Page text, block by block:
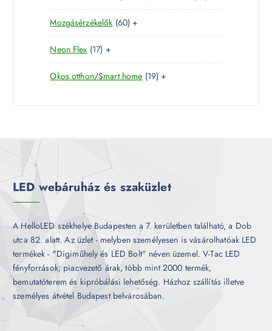
é
m
é
k
e
r
m
k
0
e
m
Mozgásérzékelők 606
0
e
r
é
+
Neon Flex 171
7
t
r
+
Okos otthon/Smart home 191
t
+
LED webáruház és szaküzlet
A HelloLED székhelye Budapesten a 7. kerületben található, a Dob
utca 82. alatt. Az üzlet - melyben személyesen is vásárolhatóak LED
termékek - "Digiműhely és LED Bolt" néven üzemel. V-Tac LED
fényforrások, piacvezető árak, több mint 2000 termék,
bemutatóterem és kipróbálási lehetőség. Házhoz szállítás illetve
személyes átvétel Budapest belvárosában.